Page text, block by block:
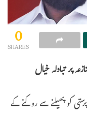
0
SHARES
پر تبادلہ خیال
پرستی کو پھیلنے سے روکنے کے